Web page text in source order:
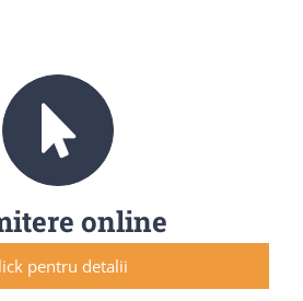
online
pentru detalii